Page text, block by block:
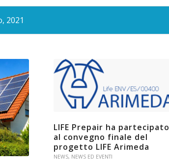
2021
LIFE Prepair ha partecipato
al convegno finale del
progetto LIFE Arimeda
NEWS, NEWS ED EVENTI